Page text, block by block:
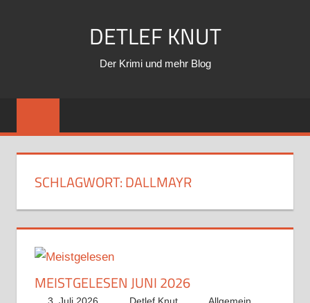
DETLEF KNUT
Der Krimi und mehr Blog
SCHLAGWORT:DALLMAYR
MEISTGELESEN JUNI 2026